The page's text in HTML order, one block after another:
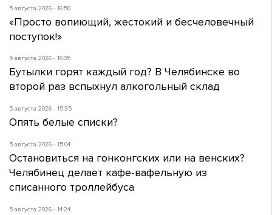
5 августа 2026 - 16:50
«Просто вопиющий, жестокий и бесчеловечный
поступок!»
5 августа 2026 - 16:05
Бутылки горят каждый год? В Челябинске во
второй раз вспыхнул алкогольный склад
5 августа 2026 - 15:35
Опять белые списки?
5 августа 2026 - 15:04
Остановиться на гонконгских или на венских?
Челябинец делает кафе-вафельную из
списанного троллейбуса
5 августа 2026 - 14:24